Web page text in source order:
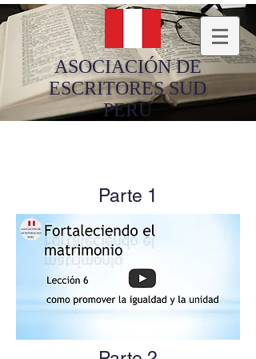
ASOCIACIÓN DE
ESCRITORES SUD
PERU
Parte 1